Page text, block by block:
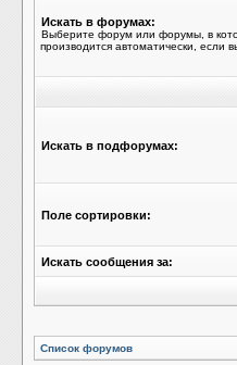
Искать в форумах:
Выберите форум или форумы, в
производится автоматически, если
Искать в подфорумах:
Поле сортировки:
Искать сообщения за:
Список форумов